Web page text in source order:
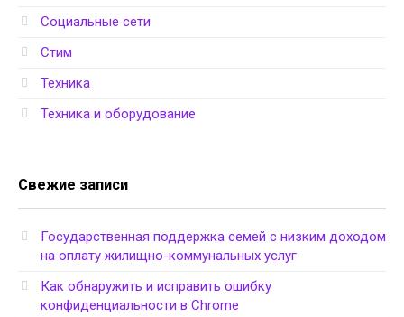
Социальные сети
Стим
Техника
Техника и оборудование
Свежие записи
Государственная поддержка семей с низким доходом
на оплату жилищно-коммунальных услуг
Как обнаружить и исправить ошибку
конфиденциальности в Chrome